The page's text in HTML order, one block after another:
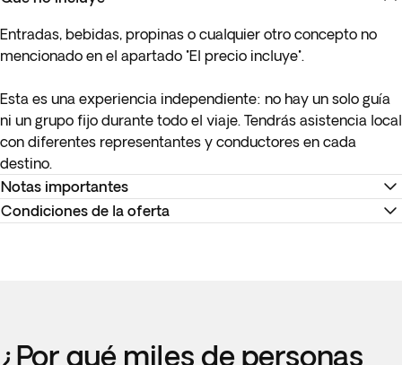
Entradas, bebidas, propinas o cualquier otro concepto no
mencionado en el apartado "El precio incluye".
Esta es una experiencia independiente: no hay un solo guía
ni un grupo fijo durante todo el viaje. Tendrás asistencia local
con diferentes representantes y conductores en cada
destino.
Notas importantes
* Los detalles de tu vuelo interno estarán disponibles como
Condiciones de la oferta
cambio, el alojamiento previsto siempre será de categoría
¿Por qué miles de personas